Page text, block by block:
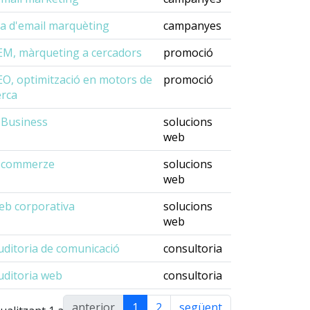
d'email marquèting
campanyes
màrqueting a cercadors
promoció
optimització en motors de
promoció
solucions
web
solucions
web
corporativa
solucions
web
de comunicació
consultoria
web
consultoria